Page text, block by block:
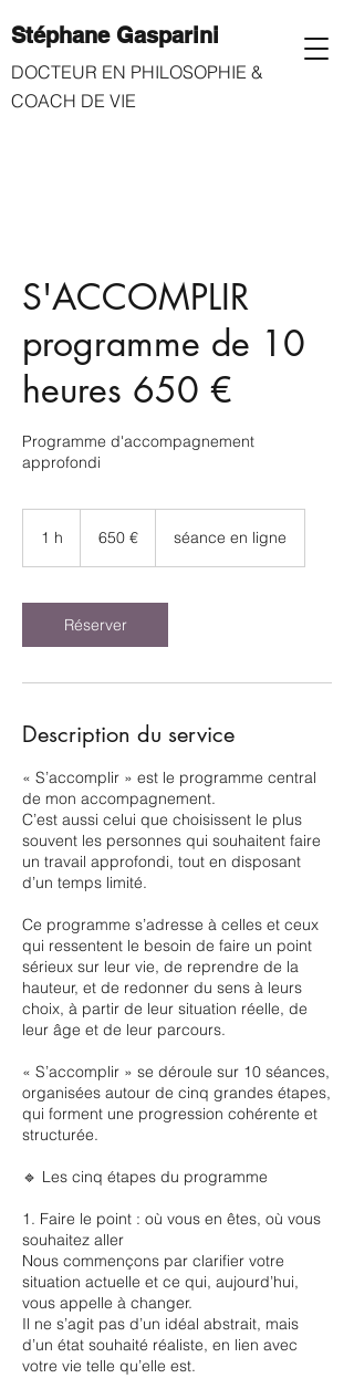
Stéphane Gasparini
DOCTEUR EN PHILOSOPHIE &
COACH DE VIE
S'ACCOMPLIR
programme de 10
heures 650 €
Programme d'accompagnement
approfondi
1 h 650 € séance en ligne
Réserver
Description du service
« S’accomplir » est le programme central
de mon accompagnement.
C’est aussi celui que choisissent le plus
souvent les personnes qui souhaitent faire
un travail approfondi, tout en disposant
d’un temps limité.
Ce programme s’adresse à celles et ceux
qui ressentent le besoin de faire un point
sérieux sur leur vie, de reprendre de la
hauteur, et de redonner du sens à leurs
choix, à partir de leur situation réelle, de
leur âge et de leur parcours.
« S’accomplir » se déroule sur 10 séances,
organisées autour de cinq grandes étapes,
qui forment une progression cohérente et
structurée.
🔹 Les cinq étapes du programme
1. Faire le point : où vous en êtes, où vous
souhaitez aller
Nous commençons par clarifier votre
situation actuelle et ce qui, aujourd’hui,
vous appelle à changer.
Il ne s’agit pas d’un idéal abstrait, mais
d’un état souhaité réaliste, en lien avec
votre vie telle qu’elle est.